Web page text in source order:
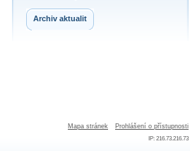
Archiv aktualit
Mapa stránek Prohlášení o přístupnosti
IP: 216.73.216.73